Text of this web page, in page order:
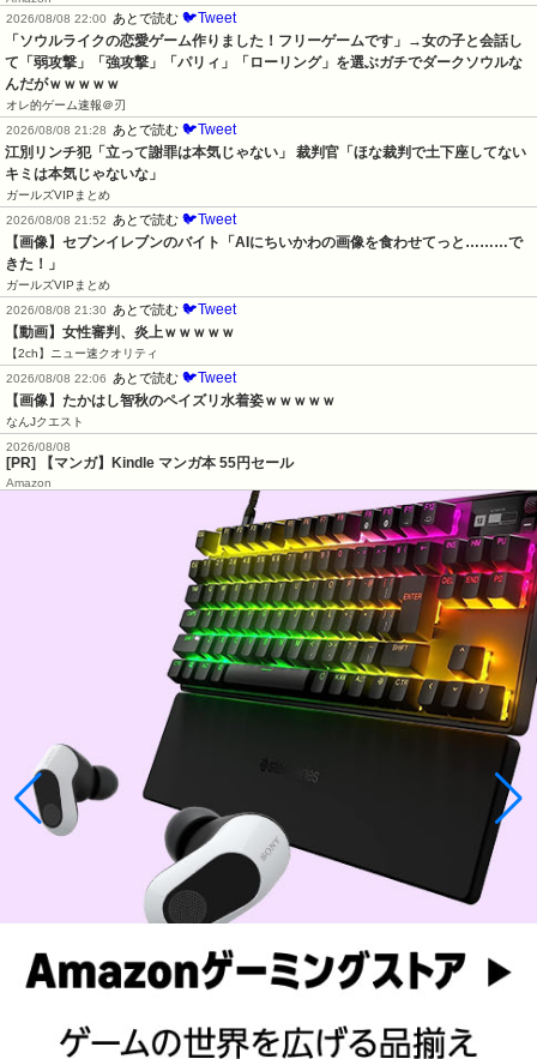
2026/08/08 22:00
あとで読む 🐦Tweet
「ソウルライクの恋愛ゲーム作りました！フリーゲームです」→女の子と会話し
て「弱攻撃」「強攻撃」「パリィ」「ローリング」を選ぶガチでダークソウルな
んだがｗｗｗｗｗ
オレ的ゲーム速報＠刃
2026/08/08 21:28
あとで読む 🐦Tweet
江別リンチ犯「立って謝罪は本気じゃない」 裁判官「ほな裁判で土下座してない
キミは本気じゃないな」
ガールズVIPまとめ
2026/08/08 21:52
あとで読む 🐦Tweet
【画像】セブンイレブンのバイト「AIにちいかわの画像を食わせてっと………で
きた！」
ガールズVIPまとめ
2026/08/08 21:30
あとで読む 🐦Tweet
【動画】女性審判、炎上ｗｗｗｗｗ
【2ch】ニュー速クオリティ
2026/08/08 22:06
あとで読む 🐦Tweet
【画像】たかはし智秋のペイズリ水着姿ｗｗｗｗｗ
なんJクエスト
2026/08/08
[PR] 【マンガ】Kindle マンガ本 55円セール
Amazon